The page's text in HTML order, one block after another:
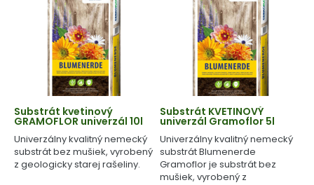
Substrát kvetinový
GRAMOFLOR univerzál 10l
Univerzálny kvalitný nemecký
substrát bez mušiek, vyrobený
z geologicky starej rašeliny.
Substrát KVETINOVÝ
univerzál Gramoflor 5l
Univerzálny kvalitný nemecký
substrát Blumenerde
Gramoflor je substrát bez
mušiek, vyrobený z